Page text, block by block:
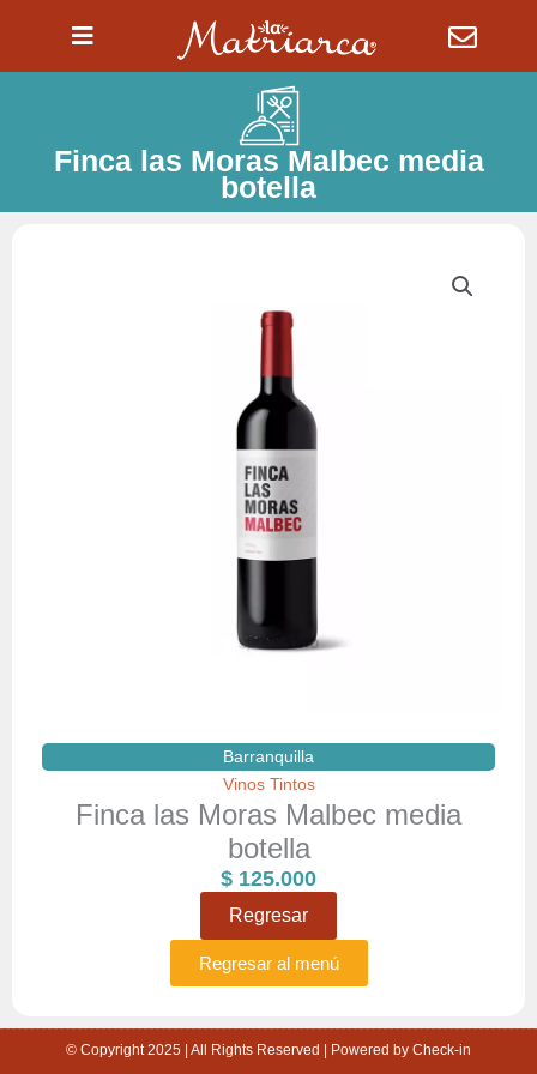
Finca las Moras Malbec media
botella
Barranquilla
Vinos Tintos
Finca las Moras Malbec media
botella
$ 125.000
Regresar
Regresar al menú
© Copyright 2025 | All Rights Reserved | Powered by Check-in